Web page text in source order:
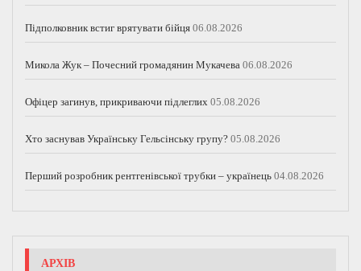
Підполковник встиг врятувати бійця 06.08.2026
Микола Жук – Почесний громадянин Мукачева 06.08.2026
Офіцер загинув, прикриваючи підлеглих 05.08.2026
Хто заснував Українську Гельсінську групу? 05.08.2026
Перший розробник рентгенівської трубки – українець 04.08.2026
АРХІВ